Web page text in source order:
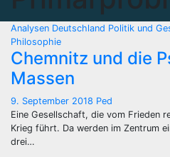
Analysen Deutschland Politik und
Philosophie
Chemnitz und die
Massen
9. September 2018 Ped
Eine Gesellschaft, die vom Frieden
Krieg führt. Da werden im Zentrum
drei…